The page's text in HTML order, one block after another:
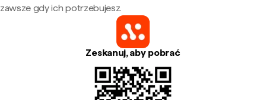
zawsze gdy ich potrzebujesz.
Zeskanuj, aby pobrać